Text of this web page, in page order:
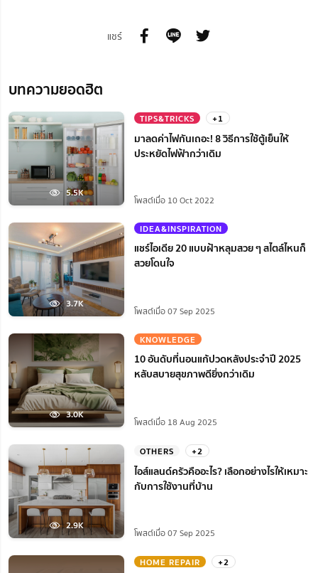
แชร์
บทความยอดฮิต
5.5K
TIPS&TRICKS +1
มาลดค่าไฟกันเถอะ! 8 วิธีการใช้ตู้เย็นให้
ประหยัดไฟฟ้ากว่าเดิม
โพสต์เมื่อ 10 Oct 2022
3.7K
IDEA&INSPIRATION
แชร์ไอเดีย 20 แบบฝ้าหลุมสวย ๆ สไตล์ไหนก็
สวยโดนใจ
โพสต์เมื่อ 07 Sep 2025
3.0K
KNOWLEDGE
10 อันดับที่นอนแก้ปวดหลังประจำปี 2025
หลับสบายสุขภาพดียิ่งกว่าเดิม
โพสต์เมื่อ 18 Aug 2025
2.9K
OTHERS +2
ไอส์แลนด์ครัวคืออะไร? เลือกอย่างไรให้เหมาะ
กับการใช้งานที่บ้าน
โพสต์เมื่อ 07 Sep 2025
HOME REPAIR +2